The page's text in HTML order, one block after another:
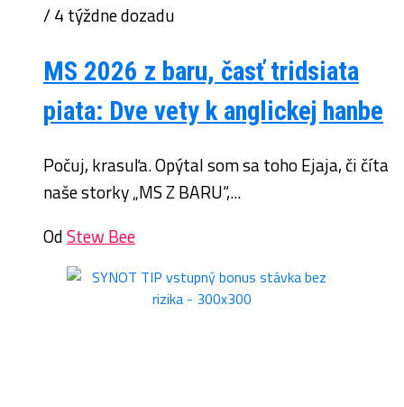
/ 4 týždne dozadu
MS 2026 z baru, časť tridsiata
piata: Dve vety k anglickej hanbe
Počuj, krasuľa. Opýtal som sa toho Ejaja, či číta
naše storky „MS Z BARU“,...
OdStew Bee